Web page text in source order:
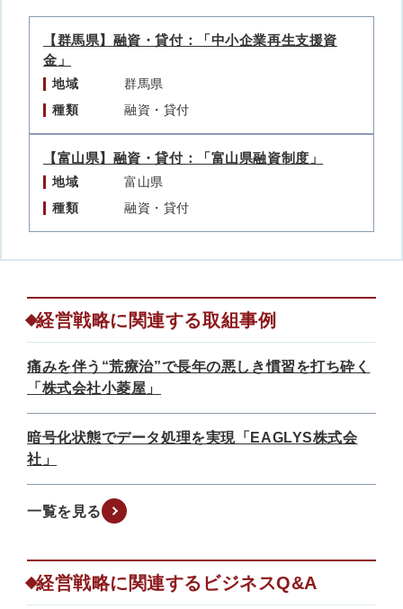
【群馬県】融資・貸付：「中小企業再生支援資
金」
地域
群馬県
種類
融資・貸付
【富山県】融資・貸付：「富山県融資制度」
地域
富山県
種類
融資・貸付
経営戦略に関連する取組事例
痛みを伴う“荒療治”で長年の悪しき慣習を打ち砕く
「株式会社小菱屋」
暗号化状態でデータ処理を実現「EAGLYS株式会
社」
一覧を見る
経営戦略に関連するビジネスQ&A